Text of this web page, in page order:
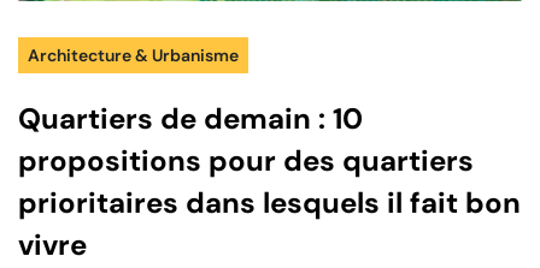
Architecture & Urbanisme
Quartiers de demain : 10
propositions pour des quartiers
prioritaires dans lesquels il fait bon
vivre